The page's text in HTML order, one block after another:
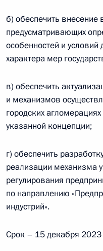
Заседание комиссии
7 августа 2023 года, 15:30
7 августа 2023 года, 14:10
6 августа 2023 года, 00:00
В Воздушный кодекс
или груза в пункт
б) обеспечить
предусматривающих
особенностей и условий
характера мер
в) обеспечить
и механизмов
городских
указанной концепции;
г) обеспечить
реализации механизма
регулирования
по направлению
индустрий».
Срок – 15 декабря 2023